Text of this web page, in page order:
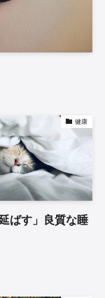
健康
ばす」良質な睡